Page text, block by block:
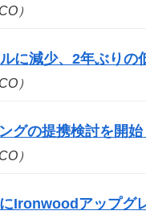
）
に減少、2年ぶりの
）
グの提携検討を開始
）
Ironwoodアップグ